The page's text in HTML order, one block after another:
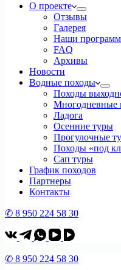
О проекте
Отзывы
Галерея
Наши
FAQ
Архивы
Новости
Водные походы
Походы
Многодневные
Ладога
Осенние туры
Прогулочные
Походы «под
Сап туры
График походов
Партнеры
Контакты
✆ 8 950 224 58 30
✆ 8 950 224 58 30